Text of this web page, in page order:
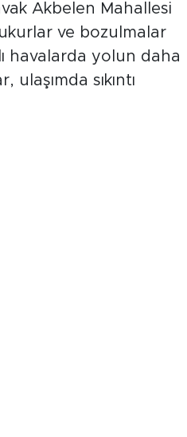
Akbelen Mahallesi
ve bozulmalar
havalarda yolun daha
sıkıntı